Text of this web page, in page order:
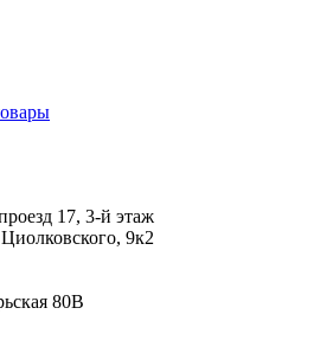
17, 3-й этаж
9к2
80В